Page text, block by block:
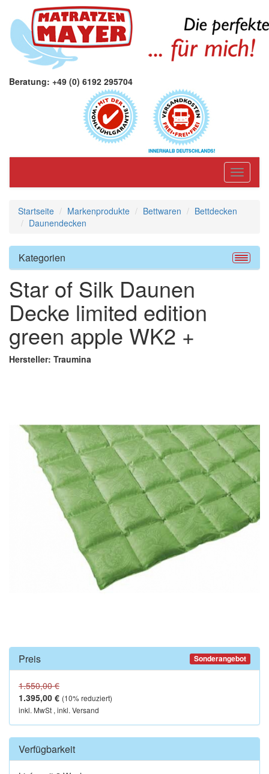
Beratung: +49 (0) 6192 295704
Toggle
Startseite Markenprodukte Bettwaren
Bettdecken
Daunendecken
Kategorien
Star of Silk Daunen
Decke limited edition
green apple WK2 +
Hersteller: Traumina
Preis Sonderangebot
1.550,00 €
1.395,00 € (10% reduziert)
inkl. MwSt , inkl. Versand
Verfügbarkeit